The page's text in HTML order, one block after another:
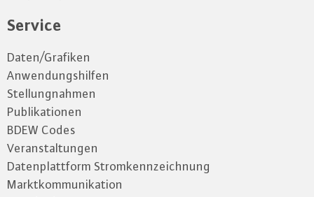
Service
Daten/Grafiken
Anwendungshilfen
Stellungnahmen
Publikationen
BDEW Codes
Veranstaltungen
Datenplattform Stromkennzeichnung
Marktkommunikation